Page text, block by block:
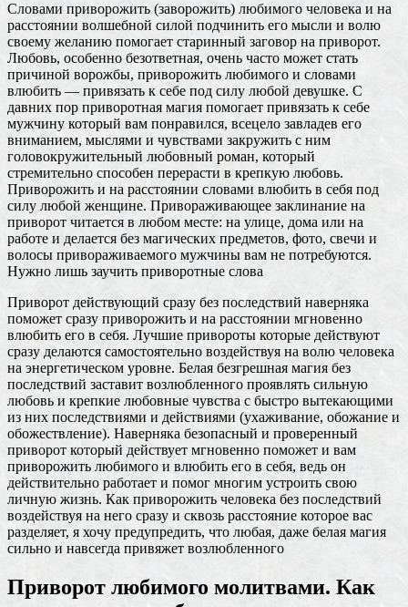
Словами приворожить (заворожить) любимого человека и на
расстоянии волшебной силой подчинить его мысли и волю
своему желанию помогает старинный заговор на приворот.
Любовь, особенно безответная, очень часто может стать
причиной ворожбы, приворожить любимого и словами
влюбить — привязать к себе под силу любой девушке. С
давних пор приворотная магия помогает привязать к себе
мужчину который вам понравился, всецело завладев его
вниманием, мыслями и чувствами закружить с ним
головокружительный любовный роман, который
стремительно способен перерасти в крепкую любовь.
Приворожить и на расстоянии словами влюбить в себя под
силу любой женщине. Привораживающее заклинание на
приворот читается в любом месте: на улице, дома или на
работе и делается без магических предметов, фото, свечи и
волосы привораживаемого мужчины вам не потребуются.
Нужно лишь заучить приворотные слова
Приворот действующий сразу без последствий наверняка
поможет сразу приворожить и на расстоянии мгновенно
влюбить его в себя. Лучшие привороты которые действуют
сразу делаются самостоятельно воздействуя на волю человека
на энергетическом уровне. Белая безгрешная магия без
последствий заставит возлюбленного проявлять сильную
любовь и крепкие любовные чувства с быстро вытекающими
из них последствиями и действиями (ухаживание, обожание и
обожествление). Наверняка безопасный и проверенный
приворот который действует мгновенно поможет и вам
приворожить любимого и влюбить его в себя, ведь он
действительно работает и помог многим устроить свою
личную жизнь. Как приворожить человека без последствий
воздействуя на него сразу и сквозь расстояние которое вас
разделяет, я хочу предупредить, что любая, даже белая магия
сильно и навсегда привяжет возлюбленного
Приворот любимого молитвами. Как